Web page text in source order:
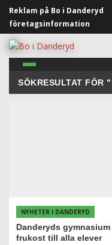
Reklam på Bo i Danderyd
företagsinformation
SÖKRESULTAT FÖR
NYHETER I DANDERYD
Danderyds
frukost till alla elever